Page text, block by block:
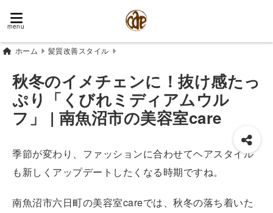
menu
ホーム 髪質改善スタイル
秋冬のイメチェンに！抜け感たっ
ぷり「くびれミディアムウル
フ」 | 南魚沼市の美容室care
季節が変わり、ファッションに合わせてヘアスタイル
も新しくアップデートしたくなる時期ですね。
南魚沼市六日町の美容室careでは、秋冬の落ち着いた